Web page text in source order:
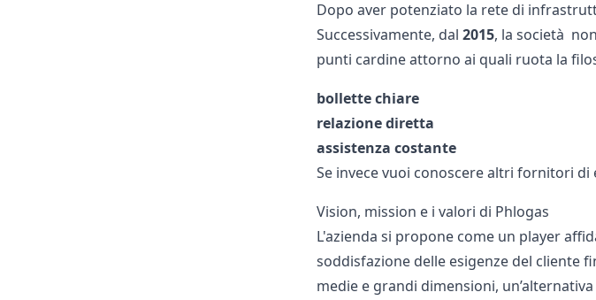
Dopo aver potenziato la rete di
Successivamente, dal 2015, la società
punti cardine attorno ai quali ruota la
bollette chiare
relazione diretta
assistenza costante
Se invece vuoi conoscere altri fornitori
Vision, mission e i valori di Phlogas
L'azienda si propone come un player
soddisfazione delle esigenze del cliente
medie e grandi dimensioni,